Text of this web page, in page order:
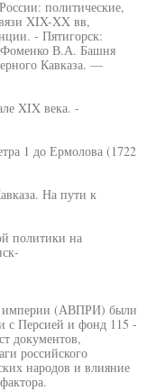
политические,
XIX-XX вв,
- Пятигорск:
Фоменко В.А. Башня
Кавказа. —
XIX века. -
1 до Ермолова (1722
На пути к
политики на
империи (АВПРИ) были
с Персией и фонд 115 -
документов,
российского
народов и влияние